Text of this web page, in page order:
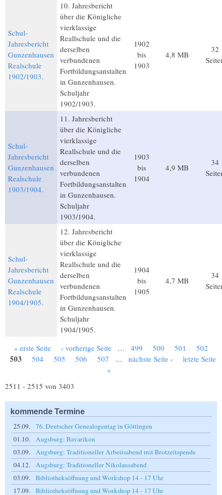
Schul-
Jahresbericht
Gunzenhausen
Realschule
1902/1903.
10. Jahresbericht
über die Königliche
vierklassige
Reallschule und die
derselben
verbundenen
Fortbildungsanstalten
in Gunzenhausen.
Schuljahr
1902/1903.
1902
bis
1903
4,8 MB
32
Schul-
Jahresbericht
Gunzenhausen
Realschule
1903/1904.
11. Jahresbericht
über die Königliche
vierklassige
Reallschule und die
derselben
verbundenen
Fortbildungsanstalten
in Gunzenhausen.
Schuljahr
1903/1904.
1903
bis
1904
4,9 MB
34
Schul-
Jahresbericht
Gunzenhausen
Realschule
1904/1905.
12. Jahresbericht
über die Königliche
vierklassige
Reallschule und die
derselben
verbundenen
Fortbildungsanstalten
in Gunzenhausen.
Schuljahr
1904/1905.
1904
bis
1905
4,7 MB
34
Seiten
« erste Seite ‹ vorherige Seite … 499 500 501 502
503 504 505 506 507 … nächste Seite ›
letzte Seite
»
2511 - 2515 von 3403
kommende Termine
25.09.
76. Deutscher Genealogentag in Göttingen
01.10.
Augsburg: Bavarikon
03.09.
Augsburg: Traditioneller Arbeitsabend mit Brotzeitspende
04.12.
Augsburg: Traditioneller Nikolausabend
03.09.
Bibliotheksöffnung und Workshop 14 - 17 Uhr
17.09.
Bibliotheksöffnung und Workshop 14 - 17 Uhr